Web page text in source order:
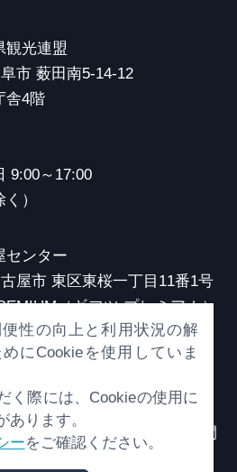
光連盟
市 薮田南5-14-12
舎4階
9:00～17:00
）
センター
屋市 東区東桜一丁目11番1号
（ギフツ プレミアム）
中無休）※観光相談対応時間
性の向上と利用状況の解
にCookieを使用していま
く際には、Cookieの使用に
あります。
ーをご確認ください。